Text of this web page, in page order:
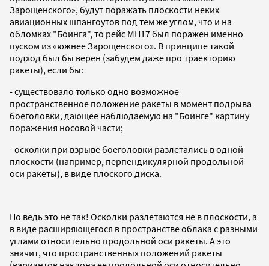
Зарощенского», будут поражать плоскости неких
авиационных шпангоутов под тем же углом, что и на
обломках "Боинга", то рейс МН17 был поражен именно
пуском из «южнее Зарощенского». В принципетакой
подход был бы верен (забудем даже про траекторию
ракеты), если бы:
- существовало только одно возможное
пространственное положение ракеты в момент подрыва
боеголовки, дающее наблюдаемую на "Боинге" картину
поражения носовой части;
- осколки при взрыве боеголовки разлетались в одной
плоскости (например, перпендикулярной продольной
оси ракеты), в виде плоского диска.
Но ведь это не так! Осколки разлетаются не в плоскости, а
в виде расширяющегося в пространстве облака с разными
углами относительно продольной оси ракеты. А это
значит, что пространственных положений ракеты